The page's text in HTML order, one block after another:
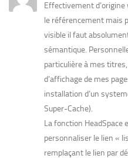
Effectivement
le référencement mais
visible il faut
sémantique.
particulière à mes
d’affichage de mes
installation d’un
Super-Cache).
La fonction
personnaliser le lien «
remplaçant le lien par